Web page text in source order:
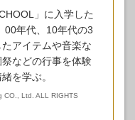
」に入学した
00年代、10年代の3
アイテムや音楽な
などの行事を体験
を学ぶ。
CO., Ltd. ALL RIGHTS